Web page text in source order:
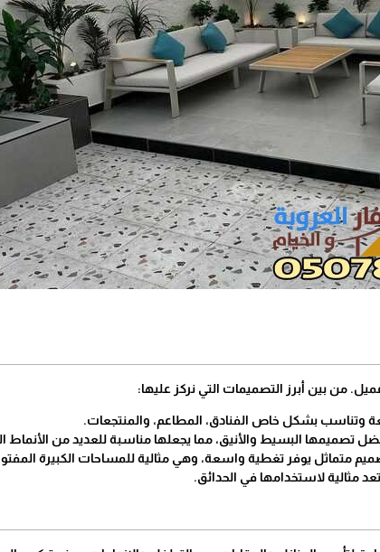
من بين أبرز التصميمات التي نركز عليها:
وتناسب بشكل خاص الفنادق، المطاعم، والمنتجعات.
تصميمها البسيط والأنيق، مما يجعلها مناسبة للعديد من الأنماط
متماثل يوفر تغطية واسعة، وهي مثالية للمساحات الكبيرة
مثالية لاستخدامها في الحدائق.